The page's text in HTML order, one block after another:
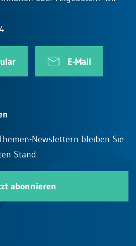
E-Mail
Newslettern bleiben Sie
Stand.
abonnieren